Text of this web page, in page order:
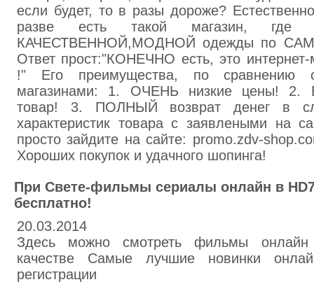
если будет, то в разы дороже?
разве есть такой магазин,
КАЧЕСТВЕННОЙ,МОДНОЙ одежды по
Ответ прост:"КОНЕЧНО есть, это интернет-
!" Его преимущества, по сравнению
магазинами: 1. ОЧЕНЬ низкие цены! 2.
товар! 3. ПОЛНЫЙ возврат денег в
характеристик товара с заявлеными на
просто зайдите на сайте: promo.zdv-
Хороших покупок и удачного шопинга!
При Свете-фильмы сериалы онлайн в
бесплатно!
20.03.2014
Здесь можно смотреть фильмы
качестве Самые лучшие новинки
регистрации